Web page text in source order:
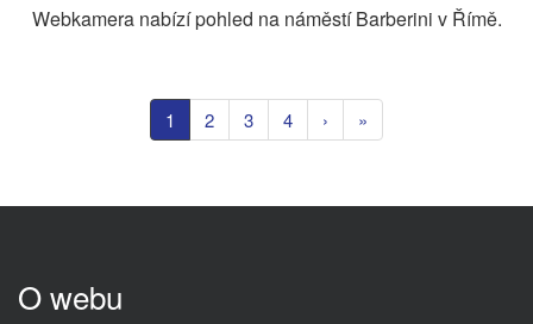
Webkamera nabízí pohled na náměstí Barberini v Římě.
1 2 3 4 › »
O webu